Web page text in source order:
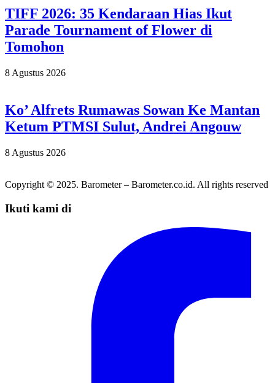
TIFF 2026: 35 Kendaraan Hias Ikut
Parade Tournament of Flower di
Tomohon
8 Agustus 2026
Ko’ Alfrets Rumawas Sowan Ke Mantan
Ketum PTMSI Sulut, Andrei Angouw
8 Agustus 2026
Copyright © 2025. Barometer – Barometer.co.id. All rights reserved
Ikuti kami di